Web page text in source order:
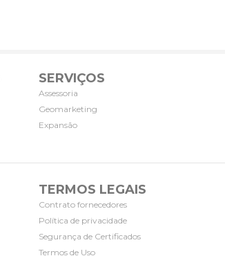
SERVIÇOS
Assessoria
Geomarketing
Expansão
TERMOS LEGAIS
Contrato fornecedores
Política de privacidade
Segurança de Certificados
Termos de Uso